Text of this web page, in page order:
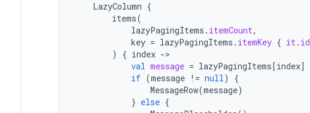
LazyColumn {
items(
lazyPagingItems . itemCount,
key = lazyPagingItems . itemKey { it. id
)
{ index -
val message = lazyPagingItems[index]
if (message != null)
{
MessageRow(message)
} else {